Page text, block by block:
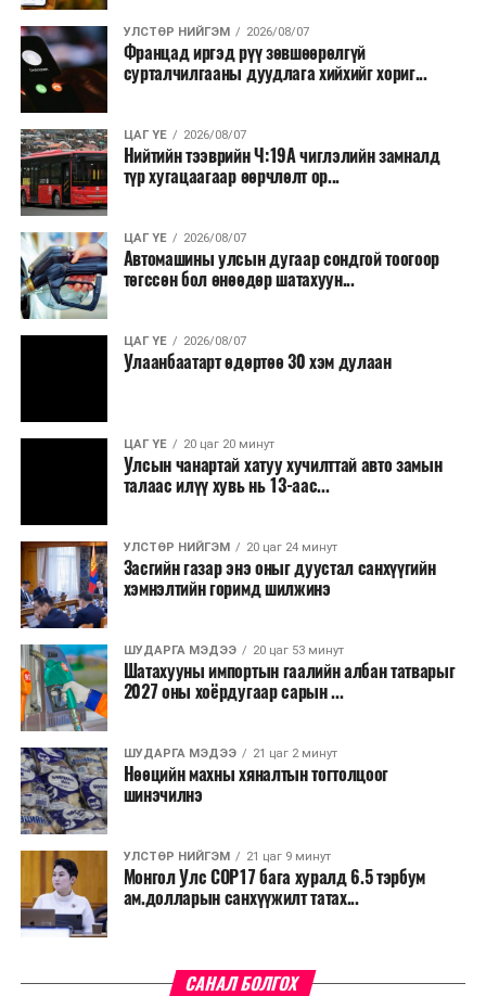
онд зохион байгуулагдсан. Түүнээс хойш жил бүр
тасралтгүй зохион байгуулагдаж ирсэн бөгөөд АНУ-
ын Эх орончдын өдөрт зориулан дөрөвдүгээр сарын
гурав дахь Даваа гаригт уламжлал болгон явуулдаг.
Олон улсын марафоны тэмцээнүүд дундаас нэр
хүндээрээ тэргүүлэх энэхүү уралдаанд оролцохын
тулд гүйгчид тодорхой босго хугацаа давсан байх
шаардлагатай нь онцлог юм.
УЛСТӨР НИЙГЭМ 2026/08/07
Францад иргэд рүү зөвшөөрөлгүй
сурталчилгааны дуудлага хийхийг хориг...
ЦАГ ҮЕ 2026/08/07
Нийтийн тээврийн Ч:19А чиглэлийн замналд
түр хугацаагаар өөрчлөлт ор...
ЦАГ ҮЕ 2026/08/07
Автомашины улсын дугаар сондгой тоогоор
төгссөн бол өнөөдөр шатахуун...
ЦАГ ҮЕ 2026/08/07
Улаанбаатарт өдөртөө 30 хэм дулаан
ЦАГ ҮЕ 20 цаг 20 минут
Улсын чанартай хатуу хучилттай авто замын
талаас илүү хувь нь 13-аас...
УЛСТӨР НИЙГЭМ 20 цаг 24 минут
Засгийн газар энэ оныг дуустал санхүүгийн
хэмнэлтийн горимд шилжинэ
ШУДАРГА МЭДЭЭ 20 цаг 53 минут
Шатахууны импортын гаалийн албан татварыг
2027 оны хоёрдугаар сарын ...
ШУДАРГА МЭДЭЭ 21 цаг 2 минут
Нөөцийн махны хяналтын тогтолцоог
шинэчилнэ
УЛСТӨР НИЙГЭМ 21 цаг 9 минут
Монгол Улс COP17 бага хуралд 6.5 тэрбум
ам.долларын санхүүжилт татах...
САНАЛ БОЛГОХ